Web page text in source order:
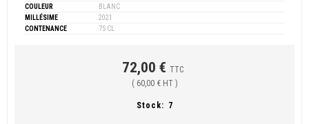
COULEUR
BLANC
MILLÉSIME
2021
CONTENANCE
75 CL
72,00 € TTC
( 60,00 € HT )
Stock: 7